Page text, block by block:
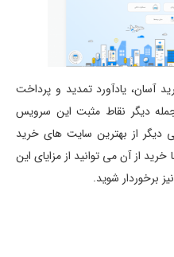
24 ساعته، خرید آسان، یادآورد تمدید و پرداخت
دیگر نقاط مثبت این سرویس
از بهترین سایت های خرید
از آن می توانید از مزایای این
برخوردار شوید.